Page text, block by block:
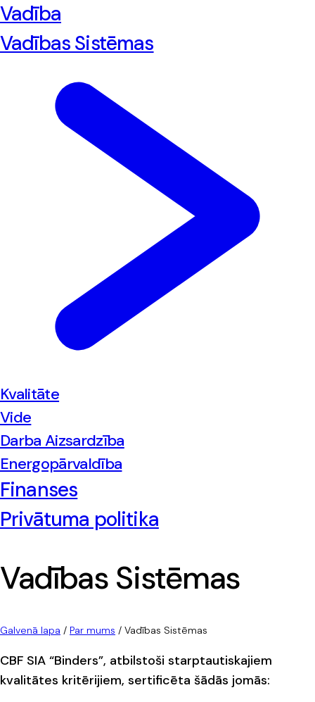
Vadība
Vadības Sistēmas
Kvalitāte
Vide
Darba Aizsardzība
Energopārvaldība
Finanses
Privātuma politika
Vadības Sistēmas
Galvenā lapa / Par mums / Vadības Sistēmas
CBF SIA “Binders”, atbilstoši starptautiskajiem
kvalitātes kritērijiem, sertificēta šādās jomās: